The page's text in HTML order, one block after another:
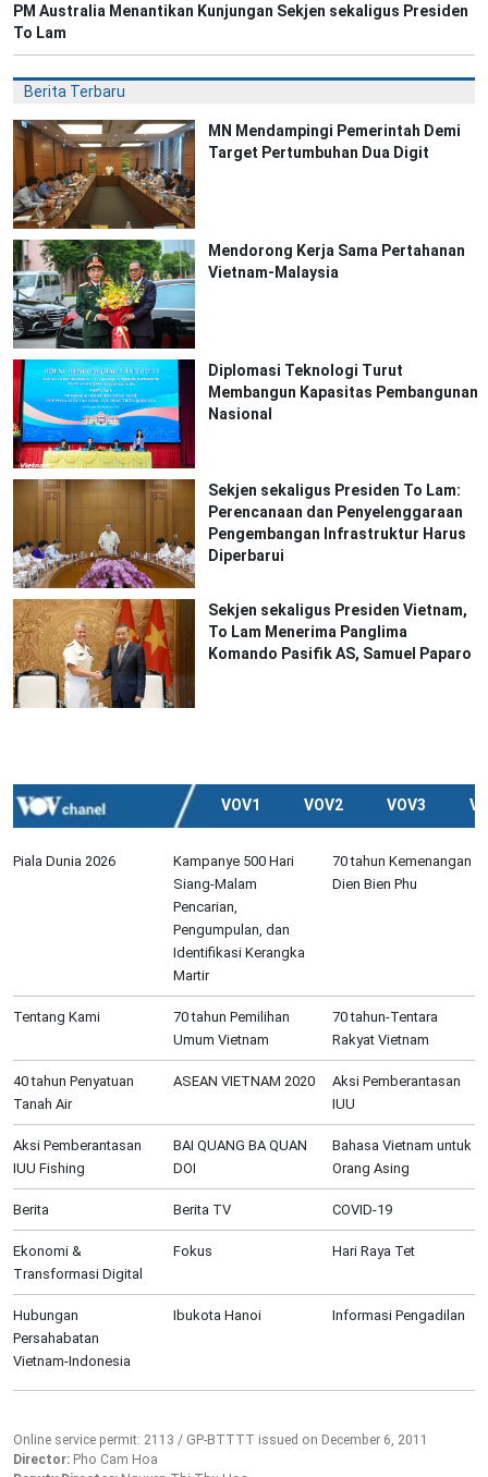
PM Australia Menantikan Kunjungan Sekjen sekaligus Presiden
To Lam
Berita Terbaru
MN Mendampingi Pemerintah Demi
Target Pertumbuhan Dua Digit
Mendorong Kerja Sama Pertahanan
Vietnam-Malaysia
Diplomasi Teknologi Turut
Membangun Kapasitas Pembangunan
Nasional
Sekjen sekaligus Presiden To Lam:
Perencanaan dan Penyelenggaraan
Pengembangan Infrastruktur Harus
Diperbarui
Sekjen sekaligus Presiden Vietnam,
To Lam Menerima Panglima
Komando Pasifik AS, Samuel Paparo
VOV1 VOV2 VOV3
Piala Dunia 2026
Kampanye 500 Hari
Siang-Malam
Pencarian,
Pengumpulan, dan
Identifikasi Kerangka
Martir
70 tahun Kemenangan
Dien Bien Phu
Tentang Kami
70 tahun Pemilihan
Umum Vietnam
70 tahun-Tentara
Rakyat Vietnam
40 tahun Penyatuan
Tanah Air
ASEAN VIETNAM 2020
Aksi Pemberantasan
IUU
Aksi Pemberantasan
IUU Fishing
BAI QUANG BA QUAN
DOI
Bahasa Vietnam untuk
Orang Asing
Berita Berita TV COVID-19
Ekonomi &
Transformasi Digital
Fokus Hari Raya Tet
Hubungan
Persahabatan
Vietnam-Indonesia
Ibukota Hanoi Informasi Pengadilan
Online service permit: 2113 / GP-BTTTT issued on December 6, 2011
Director: Pho Cam Hoa